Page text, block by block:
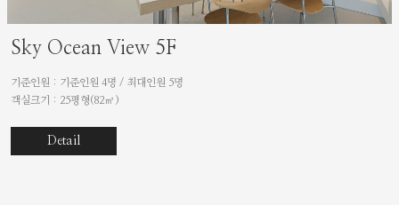
Sky Ocean View 5F
기준인원 : 기준인원 4명 / 최대인원 5명
객실크기 : 25평형(82㎡)
Detail